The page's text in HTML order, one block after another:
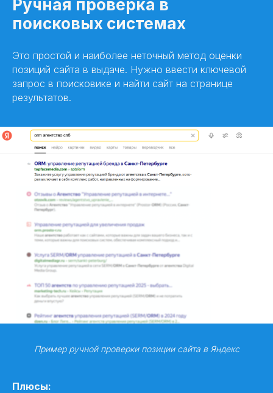
Ручная проверка в
поисковых системах
Это простой и наиболее неточный метод оценки
позиций сайта в выдаче. Нужно ввести ключевой
запрос в поисковике и найти сайт на странице
результатов.
Пример ручной проверки позиции сайта в Яндекс
Плюсы: